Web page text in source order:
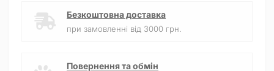
Безкоштовна доставка
при замовленні від 3000 грн.
Повернення та обмін